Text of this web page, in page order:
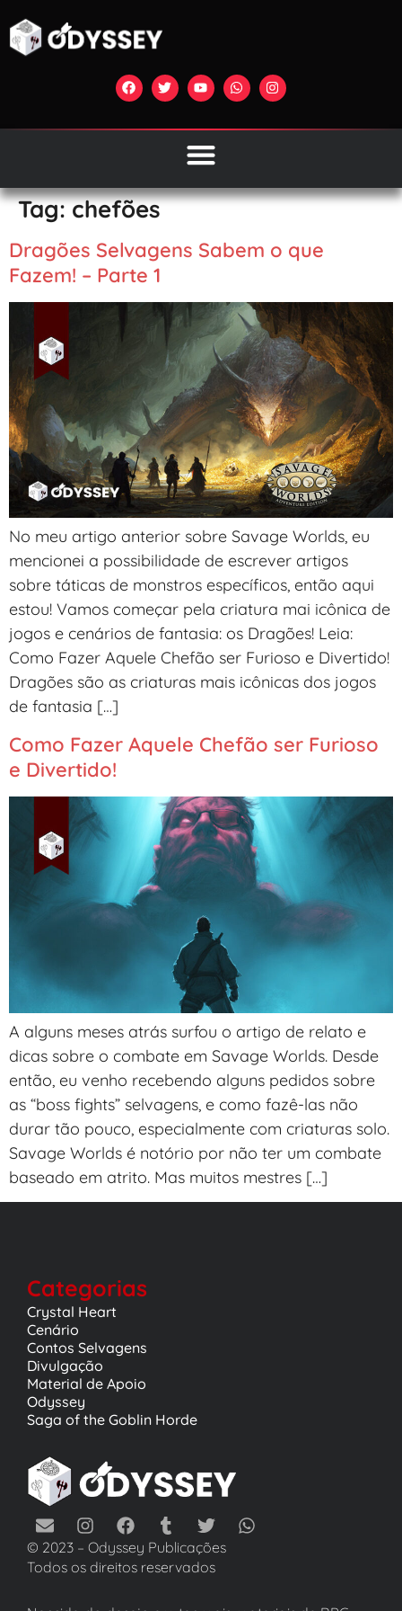
Tag:chefões
Dragões Selvagens Sabem o que
Fazem! – Parte 1
No meu artigo anterior sobre Savage Worlds, eu
mencionei a possibilidade de escrever artigos
sobre táticas de monstros específicos, então aqui
estou! Vamos começar pela criatura mai icônica de
jogos e cenários de fantasia: os Dragões! Leia:
Como Fazer Aquele Chefão ser Furioso e Divertido!
Dragões são as criaturas mais icônicas dos jogos
de fantasia […]
Como Fazer Aquele Chefão ser Furioso
e Divertido!
A alguns meses atrás surfou o artigo de relato e
dicas sobre o combate em Savage Worlds. Desde
então, eu venho recebendo alguns pedidos sobre
as “boss fights” selvagens, e como fazê-las não
durar tão pouco, especialmente com criaturas solo.
Savage Worlds é notório por não ter um combate
baseado em atrito. Mas muitos mestres […]
Categorias
Crystal Heart
Cenário
Contos Selvagens
Divulgação
Material de Apoio
Odyssey
Saga of the Goblin Horde
© 2023 – Odyssey Publicações
Todos os direitos reservados